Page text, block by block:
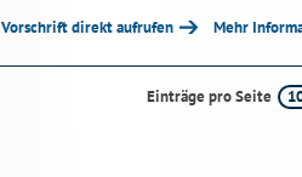
Vorschrift direkt aufrufen Mehr
Einträge pro Seite